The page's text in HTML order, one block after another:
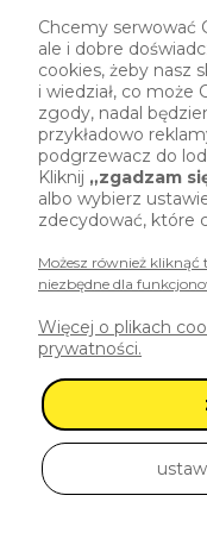
przetwarzania
ograniczyć
wniesienia skargi
Osobowych.
Dane są przetwarzane
przez ich dostawców, a
zakresie, jaki
NARZĘDZIA
GOOGLE ANALYTICS I
Strona Polski Banan
dostarczanego przez
ruch na stronie. Dzięki
funkcjonalność witryny i
Google Tag Manager
tagów.
ZAKRES
Chcemy serwować
ale i dobre
cookies, żeby nasz
i wiedział, co może
zgody, nadal
przykładowo
podgrzewacz do
Kliknij „zgadzam
albo wybierz
zdecydować, które
Możesz również
niezbędne dla
Więcej o plikach
prywatności.